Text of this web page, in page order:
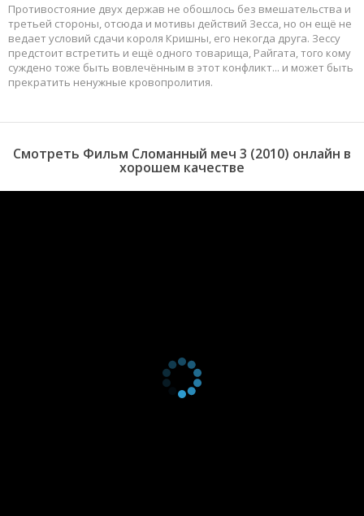
Противостояние двух держав не обошлось без вмешательства и
третьей стороны, отсюда и мотивы действий Зесса, но он ещё не
ведает условий сдачи короля Кришны, его некогда друга. Зессу
предстоит встретить и ещё одного товарища, Райгата, того кому
суждено тоже быть вовлечённым в этот конфликт... и может быть
прекратить ненужные кровопролития.
Смотреть Фильм Сломанный меч 3 (2010) онлайн в
хорошем качестве